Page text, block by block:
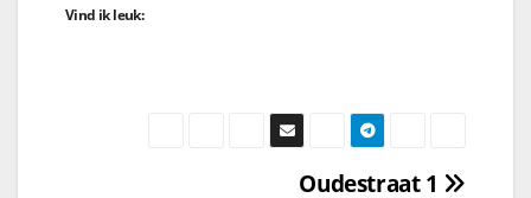
Vind ik leuk:
Oudestraat 1